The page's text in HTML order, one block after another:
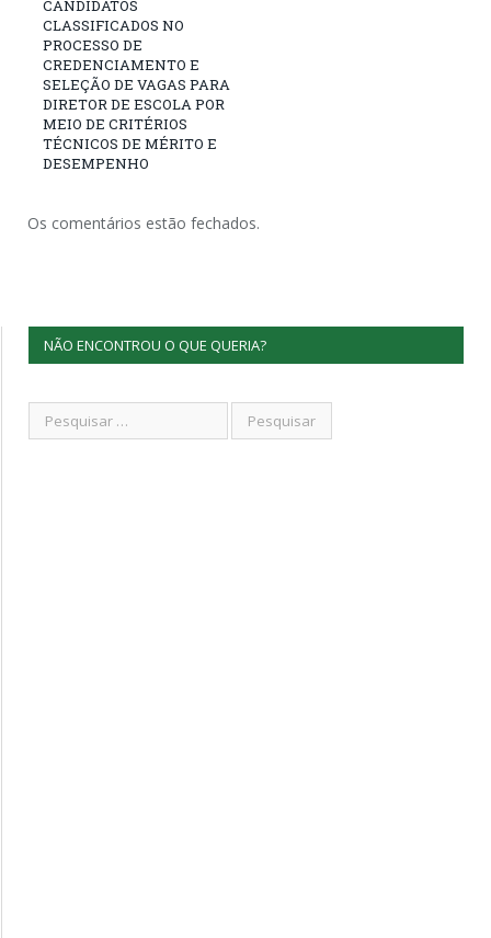
CANDIDATOS
CLASSIFICADOS NO
PROCESSO DE
CREDENCIAMENTO E
SELEÇÃO DE VAGAS PARA
DIRETOR DE ESCOLA POR
MEIO DE CRITÉRIOS
TÉCNICOS DE MÉRITO E
DESEMPENHO
Os comentários estão fechados.
NÃO ENCONTROU O QUE QUERIA?